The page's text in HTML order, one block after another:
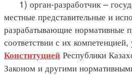
1) орган-разработчик –
местные представительные и
разрабатывающие нормативные
соответствии с их
Конституцией Республики
Законом и другими